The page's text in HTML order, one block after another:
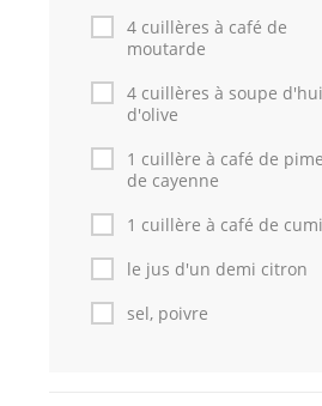
4 cuillères à café de
moutarde
4 cuillères à soupe
d'olive
1 cuillère à café de
de cayenne
1 cuillère à café de
le jus d'un demi citron
sel, poivre